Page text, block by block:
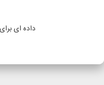
داده ای